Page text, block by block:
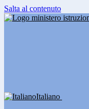
Salta al contenuto
Italiano